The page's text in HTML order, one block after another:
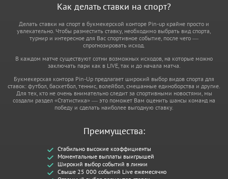
Как делать ставки на спорт?
Делать ставки на спорт в букмекерской конторе Pin-up крайне просто и
увлекательно. Чтобы разместить ставку, необходимо выбрать вид спорта,
турнир и интересное для Вас спортивное событие, после чего —
спрогнозировать исход.
В каждом матче существуют сотни возможных исходов, на которые можно
заключать пари как в LIVE, так и до начала матча.
Букмекерская контора Pin-Up предлагает широкий выбор видов спорта для
ставок: футбол, баскетбол, теннис, волейбол, смешанные единоборства и другие.
Для тех, кто не очень внимательно следит за спортивными новостями, мы
создали раздел «Статистика» — это поможет Вам оценить шансы команд на
победу и сделать наиболее выгодную ставку.
Преимущества:
Стабильно высокие коэффициенты
Моментальные выплаты выигрышей
Широкий выбор событий в линии
Свыше 25 000 событий Live ежемесячно